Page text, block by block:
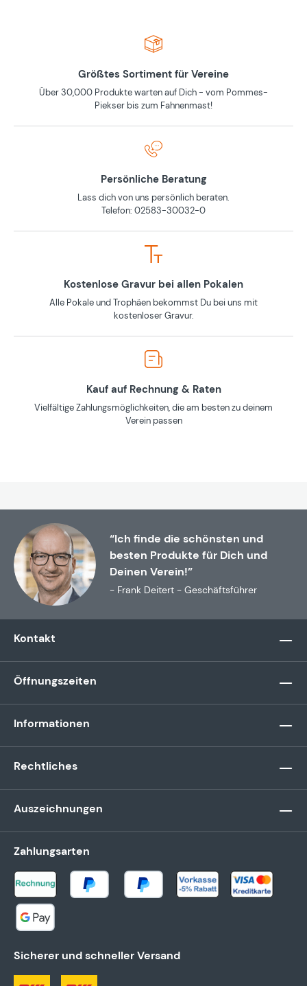
Größtes Sortiment für Vereine
Über 30,000 Produkte warten auf Dich - vom Pommes-
Piekser bis zum Fahnenmast!
Persönliche Beratung
Lass dich von uns persönlich beraten.
Telefon: 02583-30032-0
Kostenlose Gravur bei allen Pokalen
Alle Pokale und Trophäen bekommst Du bei uns mit
kostenloser Gravur.
Kauf auf Rechnung & Raten
Vielfältige Zahlungsmöglichkeiten, die am besten zu deinem
Verein passen
“Ich finde die schönsten und
besten Produkte für Dich und
Deinen Verein!”
- Frank Deitert - Geschäftsführer
Kontakt
Öffnungszeiten
Informationen
Rechtliches
Auszeichnungen
Zahlungsarten
Sicherer und schneller Versand